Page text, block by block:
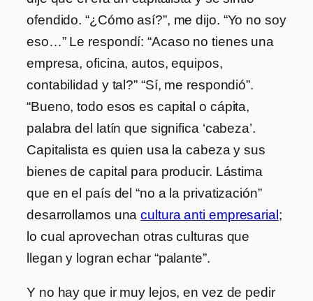
ofendido. “¿Cómo así?”, me dijo. “Yo no soy
eso…” Le respondí: “Acaso no tienes una
empresa, oficina, autos, equipos,
contabilidad y tal?” “Sí, me respondió”.
“Bueno, todo esos es capital o cápita,
palabra del latín que significa ‘cabeza’.
Capitalista es quien usa la cabeza y sus
bienes de capital para producir. Lástima
que en el país del “no a la privatización”
desarrollamos unacultura anti empresarial ;
lo cual aprovechan otras culturas que
llegan y logran echar “palante”.
Y no hay que ir muy lejos, en vez de pedir